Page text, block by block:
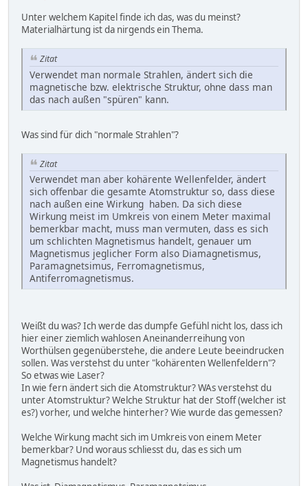
Unter welchem Kapitel finde ich das, was du meinst?
Materialhärtung ist da nirgends ein Thema.
Zitat
Verwendet man normale Strahlen, ändert sich die
magnetische bzw. elektrische Struktur, ohne dass man
das nach außen "spüren" kann.
Was sind für dich "normale Strahlen"?
Zitat
Verwendet man aber kohärente Wellenfelder, ändert
sich offenbar die gesamte Atomstruktur so, dass diese
nach außen eine Wirkung haben. Da sich diese
Wirkung meist im Umkreis von einem Meter maximal
bemerkbar macht, muss man vermuten, dass es sich
um schlichten Magnetismus handelt, genauer um
Magnetismus jeglicher Form also Diamagnetismus,
Paramagnetsimus, Ferromagnetismus,
Antiferromagnetismus.
Weißt du was? Ich werde das dumpfe Gefühl nicht los, dass ich
hier einer ziemlich wahlosen Aneinanderreihung von
Worthülsen gegenüberstehe, die andere Leute beeindrucken
sollen. Was verstehst du unter "kohärenten Wellenfeldern"?
So etwas wie Laser?
In wie fern ändert sich die Atomstruktur? WAs verstehst du
unter Atomstruktur? Welche Struktur hat der Stoff (welcher ist
es?) vorher, und welche hinterher? Wie wurde das gemessen?
Welche Wirkung macht sich im Umkreis von einem Meter
bemerkbar? Und woraus schliesst du, das es sich um
Magnetismus handelt?